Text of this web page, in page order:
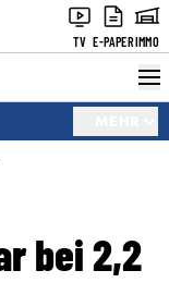
TV E-PAPERIMMO
bei 2,2